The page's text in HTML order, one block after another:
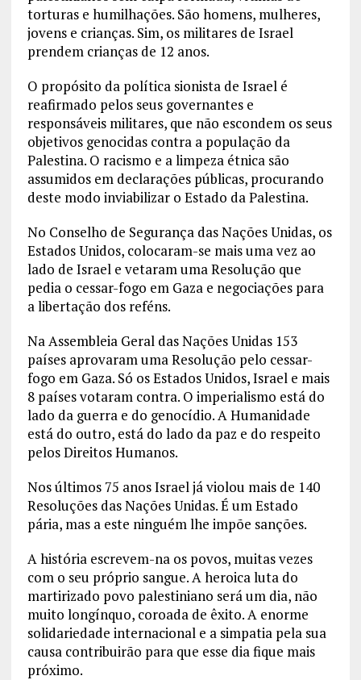
torturas e humilhações. São homens, mulheres,
jovens e crianças. Sim, os militares de Israel
prendem crianças de 12 anos.
O propósito da política sionista de Israel é
reafirmado pelos seus governantes e
responsáveis militares, que não escondem os seus
objetivos genocidas contra a população da
Palestina. O racismo e a limpeza étnica são
assumidos em declarações públicas, procurando
deste modo inviabilizar o Estado da Palestina.
No Conselho de Segurança das Nações Unidas, os
Estados Unidos, colocaram-se mais uma vez ao
lado de Israel e vetaram uma Resolução que
pedia o cessar-fogo em Gaza e negociações para
a libertação dos reféns.
Na Assembleia Geral das Nações Unidas 153
países aprovaram uma Resolução pelo cessar-
fogo em Gaza. Só os Estados Unidos, Israel e mais
8 países votaram contra. O imperialismo está do
lado da guerra e do genocídio. A Humanidade
está do outro, está do lado da paz e do respeito
pelos Direitos Humanos.
Nos últimos 75 anos Israel já violou mais de 140
Resoluções das Nações Unidas. É um Estado
pária, mas a este ninguém lhe impõe sanções.
A história escrevem-na os povos, muitas vezes
com o seu próprio sangue. A heroica luta do
martirizado povo palestiniano será um dia, não
muito longínquo, coroada de êxito. A enorme
solidariedade internacional e a simpatia pela sua
causa contribuirão para que esse dia fique mais
próximo.